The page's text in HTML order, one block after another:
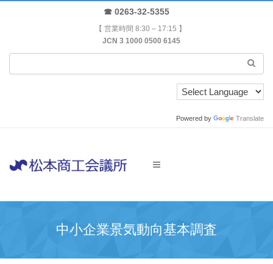
☎ 0263-32-5355
【 営業時間 8:30 – 17:15 】
JCN 3 1000 0500 6145
Powered by Translate
中小企業景気動向基本調査